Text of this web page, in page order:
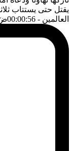
يقتل حتى يستتاب
العالمين - 00:00:56